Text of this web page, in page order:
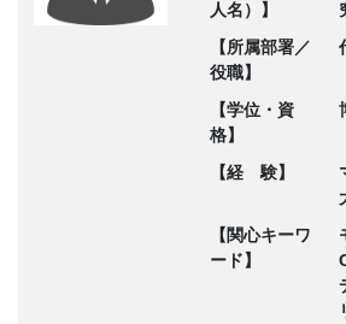
人名）】
【所属部署／
役職】
【学位・資
格】
【経 験】
【関心キーワ
ード】